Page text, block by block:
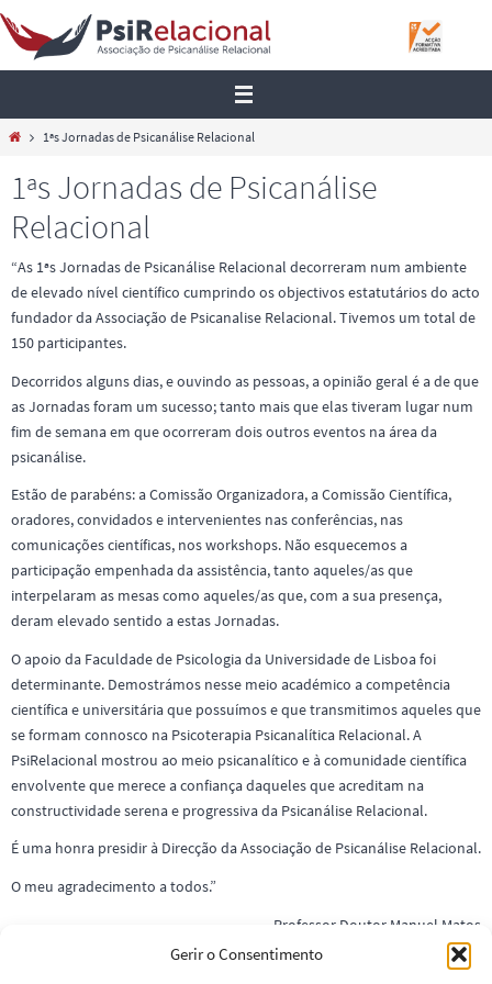
Gerir o Consentimento
Skip
to
content
Home1ªs Jornadas de Psicanálise Relacional
1ªs Jornadas de Psicanálise
Relacional
“As 1ªs Jornadas de Psicanálise Relacional decorreram num ambiente
de elevado nível científico cumprindo os objectivos estatutários do acto
fundador da Associação de Psicanalise Relacional. Tivemos um total de
150 participantes.
Decorridos alguns dias, e ouvindo as pessoas, a opinião geral é a de que
as Jornadas foram um sucesso; tanto mais que elas tiveram lugar num
fim de semana em que ocorreram dois outros eventos na área da
psicanálise.
Estão de parabéns: a Comissão Organizadora, a Comissão Científica,
oradores, convidados e intervenientes nas conferências, nas
comunicações científicas, nos workshops. Não esquecemos a
participação empenhada da assistência, tanto aqueles/as que
interpelaram as mesas como aqueles/as que, com a sua presença,
deram elevado sentido a estas Jornadas.
O apoio da Faculdade de Psicologia da Universidade de Lisboa foi
determinante. Demostrámos nesse meio académico a competência
científica e universitária que possuímos e que transmitimos aqueles que
se formam connosco na Psicoterapia Psicanalítica Relacional. A
PsiRelacional mostrou ao meio psicanalítico e à comunidade científica
envolvente que merece a confiança daqueles que acreditam na
constructividade serena e progressiva da Psicanálise Relacional.
É uma honra presidir à Direcção da Associação de Psicanálise Relacional.
O meu agradecimento a todos.”
Professor Doutor Manuel Matos